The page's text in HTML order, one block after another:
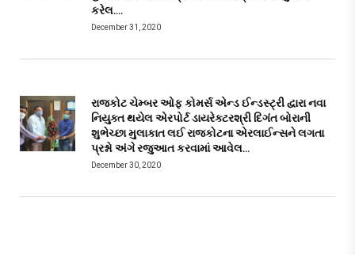
કરેલ….
December 31, 2020
રાજકોટ ચેમ્બર ઓફ કોમર્સ એન્ડ ઈન્ડસ્ટ્રી દ્વારા નવા
નિયુક્ત થયેલ એરપોર્ટ ડાયરેક્ટરશ્રી દિગંત બોરાની
શુભેચ્છા મુલાકાત લઈ રાજકોટના એરલાઈન્સને લગતા
પ્રશ્નો અંગે રજુઆત કરવામાં આવેલ…
December 30, 2020